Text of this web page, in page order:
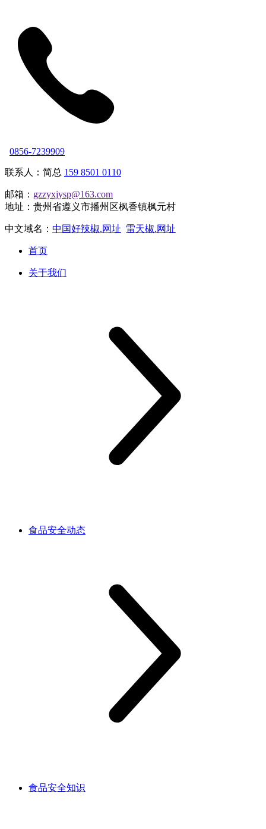
0856-7239909
联系人：简总 159 8501 0110
邮箱： gzzyxjysp@163.com
地址：贵州省遵义市播州区枫香镇枫元村
中文域名： 中国好辣椒.网址 雷天椒.网址
首页
关于我们
食品安全动态
食品安全知识